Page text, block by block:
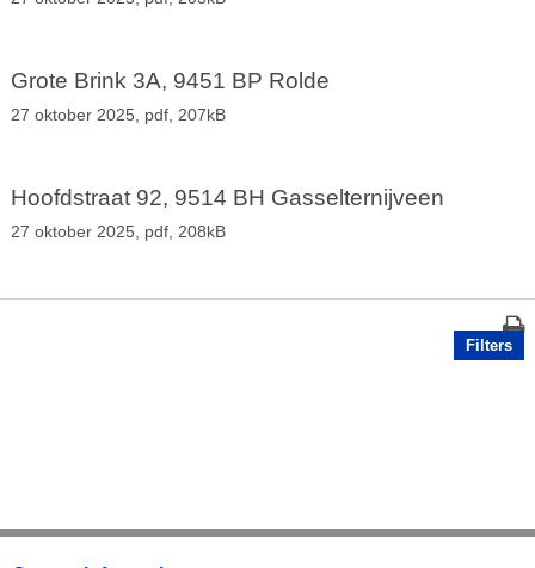
Grote Brink 3A, 9451 BP Rolde
27 oktober 2025, pdf, 207kB
Hoofdstraat 92, 9514 BH Gasselternijveen
27 oktober 2025, pdf, 208kB
Filters